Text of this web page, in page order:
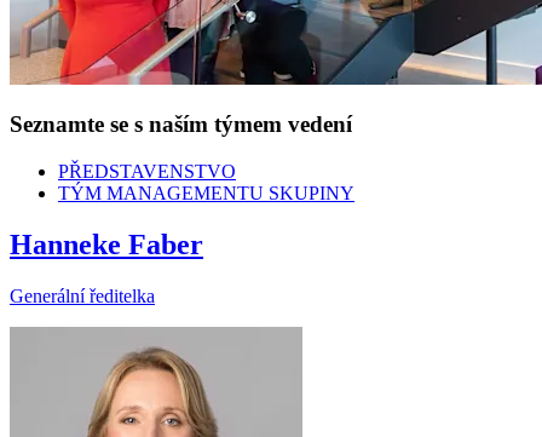
Seznamte se s naším týmem vedení
PŘEDSTAVENSTVO
TÝM MANAGEMENTU SKUPINY
Hanneke Faber
Generální ředitelka